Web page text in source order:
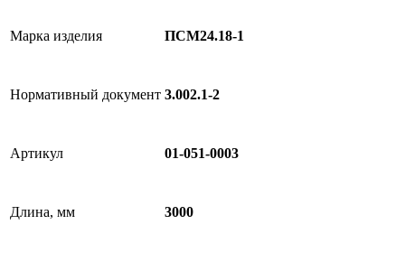
Марка изделия ПСМ24.18-1
Нормативный документ 3.002.1-2
Артикул 01-051-0003
Длина, мм 3000